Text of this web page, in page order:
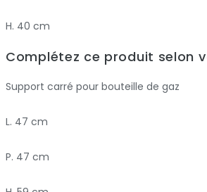
H. 40 cm
Complétez ce produit selon
Support carré pour bouteille de gaz
L. 47 cm
P. 47 cm